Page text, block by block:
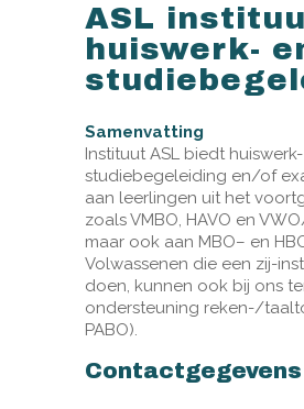
ASL
huiswerk-
Samenvatting
Instituut ASL biedt
studiebegeleiding en/of
aan leerlingen uit het
zoals VMBO, HAVO en
maar ook aan MBO– en
Volwassenen die een zij-
doen, kunnen ook bij ons
ondersteuning reken-/
PABO).
Contactgegevens